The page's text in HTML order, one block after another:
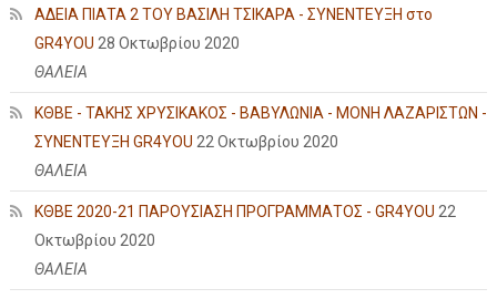
ΑΔΕΙΑ ΠΙΑΤΑ 2 ΤΟΥ ΒΑΣΙΛΗ ΤΣΙΚΑΡΑ - ΣΥΝΕΝΤΕΥΞΗ στο
GR4YOU 28 Οκτωβρίου 2020
ΘΑΛΕΙΑ
ΚΘΒΕ - ΤΑΚΗΣ ΧΡΥΣΙΚΑΚΟΣ - ΒΑΒΥΛΩΝΙΑ - ΜΟΝΗ ΛΑΖΑΡΙΣΤΩΝ -
ΣΥΝΕΝΤΕΥΞΗ GR4YOU 22 Οκτωβρίου 2020
ΘΑΛΕΙΑ
ΚΘΒΕ 2020-21 ΠΑΡΟΥΣΙΑΣΗ ΠΡΟΓΡΑΜΜΑΤΟΣ - GR4YOU 22
Οκτωβρίου 2020
ΘΑΛΕΙΑ